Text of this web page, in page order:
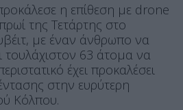
η επίθεση με drone
της Τετάρτης στο
με έναν άνθρωπο να
τουλάχιστον 63 άτομα να
έχει προκαλέσει
στην ευρύτερη
Κόλπου.